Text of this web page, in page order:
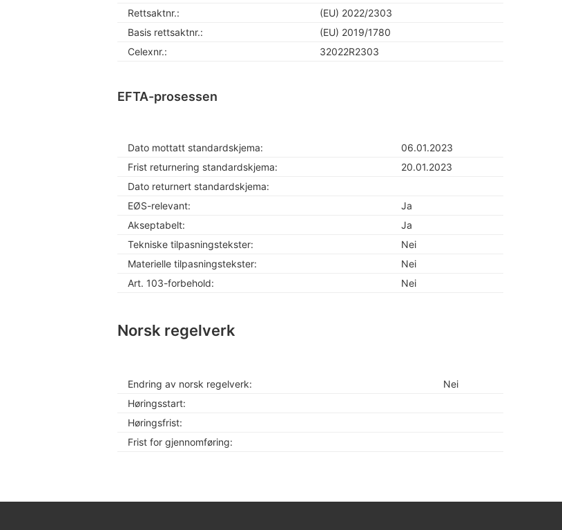
Rettsaktnr.:
(EU) 2022/2303
Basis rettsaktnr.:
(EU) 2019/1780
Celexnr.:
32022R2303
EFTA-prosessen
Dato mottatt standardskjema:
06.01.2023
Frist returnering standardskjema:
20.01.2023
Dato returnert standardskjema:
EØS-relevant:
Ja
Akseptabelt:
Ja
Tekniske tilpasningstekster:
Nei
Materielle tilpasningstekster:
Nei
Art. 103-forbehold:
Nei
Norsk regelverk
Endring av norsk regelverk:
Nei
Høringsstart:
Høringsfrist:
Frist for gjennomføring: